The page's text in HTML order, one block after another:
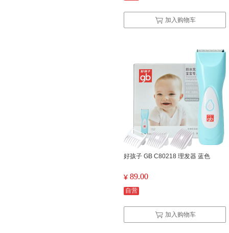
加入购物车
好孩子 GB C80218 理发器 蓝色
¥ 89.00
自营
加入购物车